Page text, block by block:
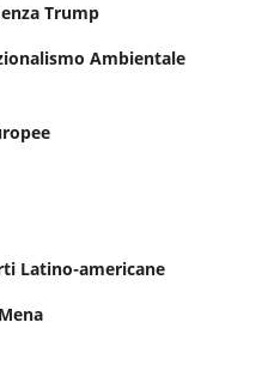
Trump
Ambientale
Latino-americane